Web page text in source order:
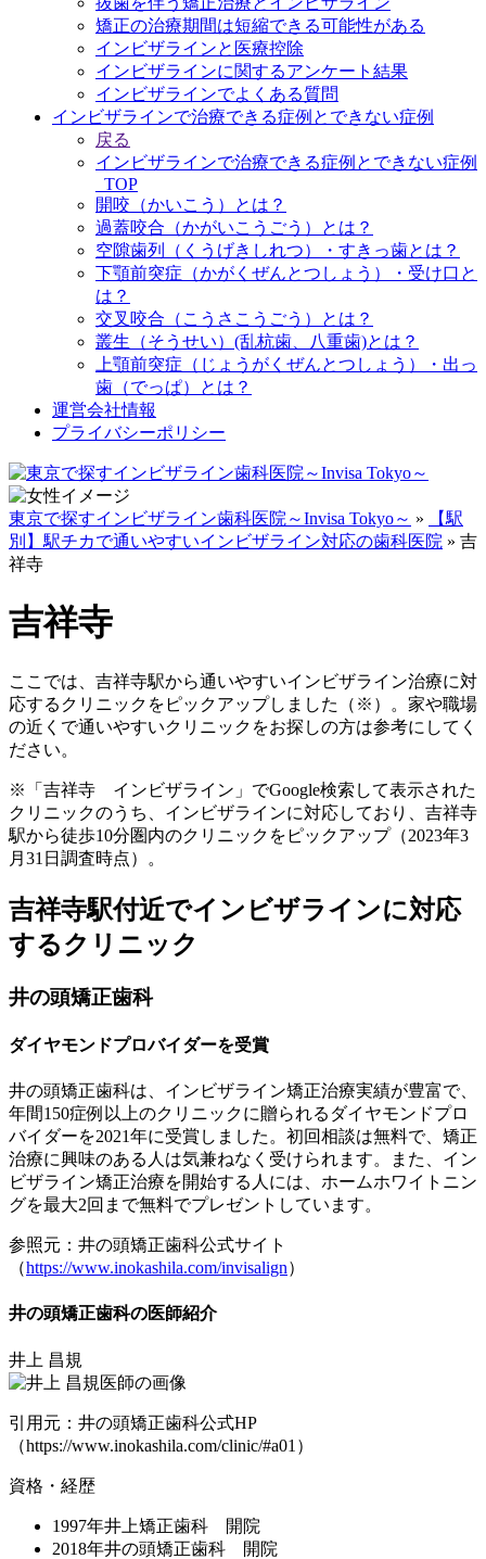
矯正の治療期間は短縮できる可能性がある
インビザラインと医療控除
インビザラインに関するアンケート結果
インビザラインでよくある質問
インビザラインで治療できる症例とできない症例
戻る
インビザラインで治療できる症例とできない症例
_TOP
開咬（かいこう）とは？
過蓋咬合（かがいこうごう）とは？
空隙歯列（くうげきしれつ）・すきっ歯とは？
下顎前突症（かがくぜんとつしょう）・受け口と
は？
交叉咬合（こうさこうごう）とは？
叢生（そうせい）(乱杭歯、八重歯)とは？
上顎前突症（じょうがくぜんとつしょう）・出っ
歯（でっぱ）とは？
運営会社情報
プライバシーポリシー
東京で探すインビザライン歯科医院～Invisa Tokyo～ »
【駅
別】駅チカで通いやすいインビザライン対応の歯科医院 » 吉
祥寺
吉祥寺
ここでは、吉祥寺駅から通いやすいインビザライン治療に対
応するクリニックをピックアップしました（※）。家や職場
の近くで通いやすいクリニックをお探しの方は参考にしてく
ださい。
※「吉祥寺 インビザライン」でGoogle検索して表示された
クリニックのうち、インビザラインに対応しており、吉祥寺
駅から徒歩10分圏内のクリニックをピックアップ（2023年3
月31日調査時点）。
吉祥寺駅付近でインビザラインに対応
するクリニック
井の頭矯正歯科
ダイヤモンドプロバイダーを受賞
井の頭矯正歯科は、インビザライン矯正治療実績が豊富で、
年間150症例以上のクリニックに贈られるダイヤモンドプロ
バイダーを2021年に受賞しました。初回相談は無料で、矯正
治療に興味のある人は気兼ねなく受けられます。また、イン
ビザライン矯正治療を開始する人には、 ホームホワイトニン
グを最大2回まで無料でプレゼント しています。
参照元：井の頭矯正歯科公式サイト
（https://www.inokashila.com/invisalign）
井の頭矯正歯科の医師紹介
井上 昌規
引用元：井の頭矯正歯科公式HP
（https://www.inokashila.com/clinic/#a01）
資格・経歴
1997年井上矯正歯科 開院
2018年井の頭矯正歯科 開院